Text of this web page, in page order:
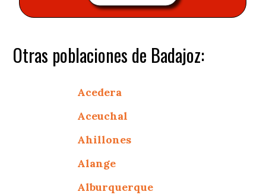
Otras poblaciones de Badajoz:
Acedera
Aceuchal
Ahillones
Alange
Alburquerque